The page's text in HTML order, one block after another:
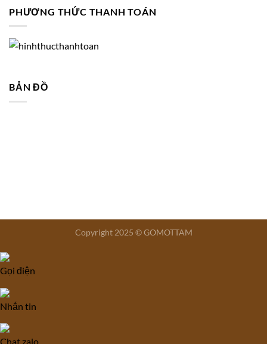
PHƯƠNG THỨC THANH TOÁN
BẢN ĐỒ
Copyright 2025 © GOMOTTAM
Gọi điện
Nhắn tin
Chat zalo